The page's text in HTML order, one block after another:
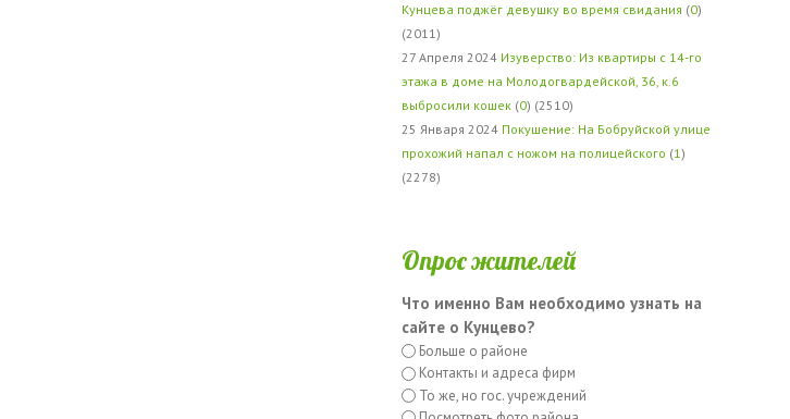
Кунцева поджёг девушку во время свидания (0)
(2011)
27 Апреля 2024 Изуверство: Из квартиры с 14-го
этажа в доме на Молодогвардейской, 36, к.6
выбросили кошек (0) (2510)
25 Января 2024 Покушение: На Бобруйской улице
прохожий напал с ножом на полицейского (1)
(2278)
Опрос жителей
Что именно Вам необходимо узнать на
сайте о Кунцево?
Больше о районе
Контакты и адреса фирм
То же, но гос. учреждений